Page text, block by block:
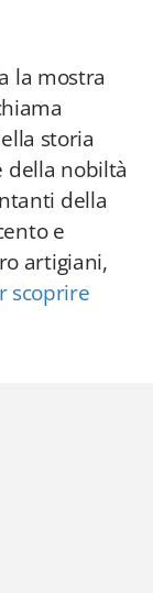
la mostra
storia
della nobiltà
della
e
artigiani,
scoprire